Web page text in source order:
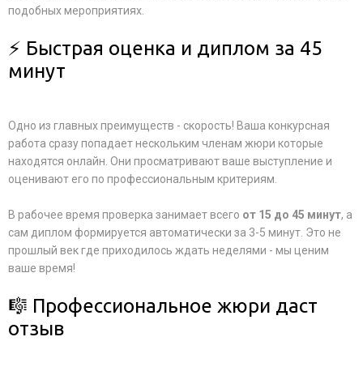
подобных мероприятиях.
⚡ Быстрая оценка и диплом за 45
минут
Одно из главных преимуществ - скорость! Ваша конкурсная
работа сразу попадает нескольким членам жюри которые
находятся онлайн. Они просматривают ваше выступление и
оценивают его по профессиональным критериям.
В рабочее время проверка занимает всего от 15 до 45 минут, а
сам диплом формируется автоматически за 3-5 минут. Это не
прошлый век где приходилось ждать неделями - мы ценим
ваше время!
🎼 Профессиональное жюри даст
отзыв